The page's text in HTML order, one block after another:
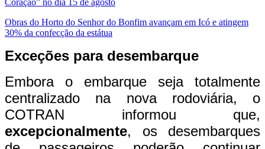
Coração” no dia 15 de agosto
Obras do Horto do Senhor do Bonfim avançam em Icó e atingem
30% da confecção da estátua
Exceções para desembarque
Embora o embarque seja totalmente
centralizado na nova rodoviária, o
COTRAN informou que,
excepcionalmente, os desembarques